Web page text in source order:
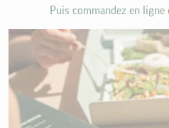
Puis commandez en